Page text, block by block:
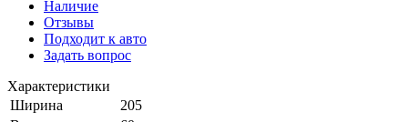
Наличие
Отзывы
Подходит к авто
Задать вопрос
Характеристики
Ширина
205